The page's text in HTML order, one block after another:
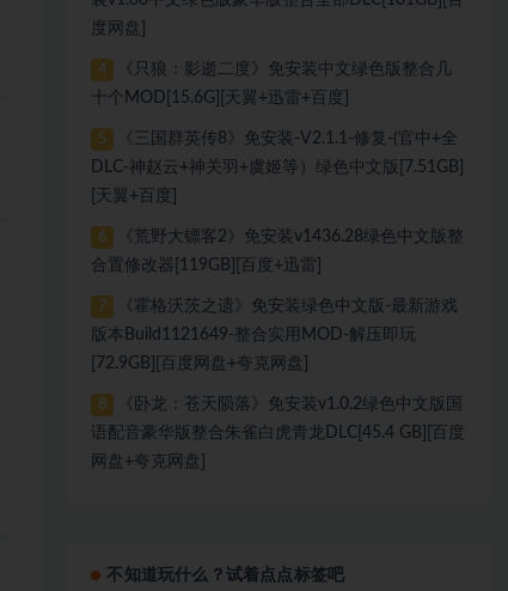
度网盘]
4
《只狼：影逝二度》免安装中文绿色版整合几
十个MOD[15.6G][天翼+迅雷+百度]
5
《三国群英传8》免安装-V2.1.1-修复-(官中+全
DLC-神赵云+神关羽+虞姬等）绿色中文版[7.51GB]
[天翼+百度]
6
《荒野大镖客2》免安装v1436.28绿色中文版整
合置修改器[119GB][百度+迅雷]
7
《霍格沃茨之遗》免安装绿色中文版-最新游戏
版本Build1121649-整合实用MOD-解压即玩
[72.9GB][百度网盘+夸克网盘]
8
《卧龙：苍天陨落》免安装v1.0.2绿色中文版国
语配音豪华版整合朱雀白虎青龙DLC[45.4 GB][百度
网盘+夸克网盘]
不知道玩什么？试着点点标签吧